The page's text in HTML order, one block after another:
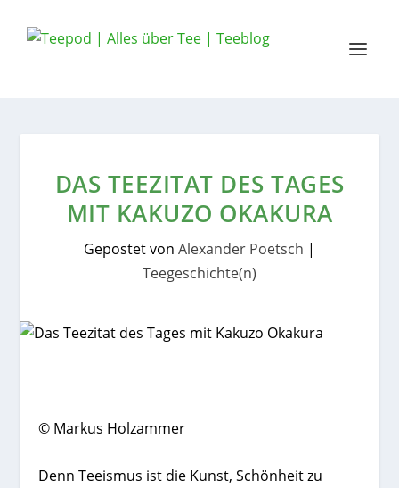
DAS TEEZITAT DES TAGES
MIT KAKUZO OKAKURA
Gepostet von Alexander Poetsch |
Teegeschichte(n)
© Markus Holzammer
Denn Teeismus ist die Kunst, Schönheit zu